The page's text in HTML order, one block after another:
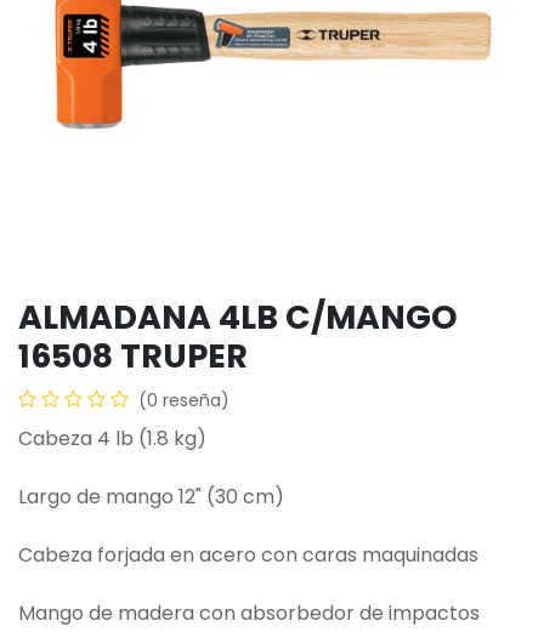
ALMADANA 4LB C/MANGO
16508 TRUPER
(0 reseña)
Cabeza 4 lb (1.8 kg)
Largo de mango 12" (30 cm)
Cabeza forjada en acero con caras maquinadas
Mango de madera con absorbedor de impactos